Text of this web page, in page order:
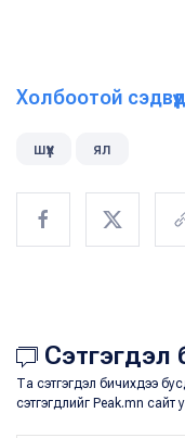
Холбоотой сэдвүүд
шүүх ял
Сэтгэгдэл
Та сэтгэгдэл бичихдээ
сэтгэгдлийг Peak.mn сайт